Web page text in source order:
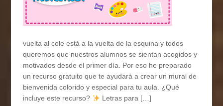
vuelta al cole está a la vuelta de la esquina y todos
queremos que nuestros alumnos se sientan acogidos y
motivados desde el primer día. Por eso he preparado
un recurso gratuito que te ayudará a crear un mural de
bienvenida colorido y especial para tu aula. ¿Qué
incluye este recurso?
Letras para […]